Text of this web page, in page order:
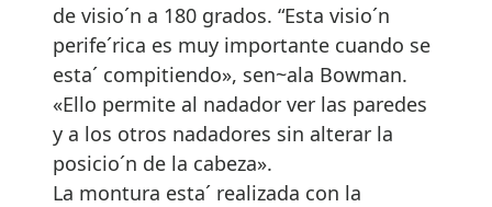
de visio´n a 180 grados. “Esta visio´n
perife´rica es muy importante cuando se
esta´ compitiendo», sen~ala Bowman.
«Ello permite al nadador ver las paredes
y a los otros nadadores sin alterar la
posicio´n de la cabeza».
La montura esta´ realizada con la